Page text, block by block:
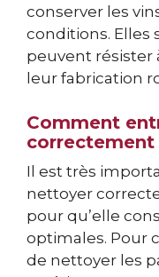
conserver les
conditions. Elles
peuvent résister
leur fabrication
Comment
correctement
Il est très
nettoyer
pour qu’elle
optimales. Pour
de nettoyer les